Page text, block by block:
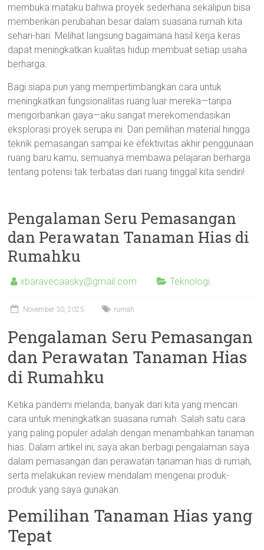
membuka mataku bahwa proyek sederhana sekalipun bisa
memberikan perubahan besar dalam suasana rumah kita
sehari-hari. Melihat langsung bagaimana hasil kerja keras
dapat meningkatkan kualitas hidup membuat setiap usaha
berharga.
Bagi siapa pun yang mempertimbangkan cara untuk
meningkatkan fungsionalitas ruang luar mereka—tanpa
mengorbankan gaya—aku sangat merekomendasikan
eksplorasi proyek serupa ini. Dari pemilihan material hingga
teknik pemasangan sampai ke efektivitas akhir penggunaan
ruang baru kamu, semuanya membawa pelajaran berharga
tentang potensi tak terbatas dari ruang tinggal kita sendiri!
Pengalaman Seru Pemasangan
dan Perawatan Tanaman Hias di
Rumahku
xbaravecaasky@gmail.com Teknologi
November 30, 2025 rumah
Pengalaman Seru Pemasangan
dan Perawatan Tanaman Hias
di Rumahku
Ketika pandemi melanda, banyak dari kita yang mencari
cara untuk meningkatkan suasana rumah. Salah satu cara
yang paling populer adalah dengan menambahkan tanaman
hias. Dalam artikel ini, saya akan berbagi pengalaman saya
dalam pemasangan dan perawatan tanaman hias di rumah,
serta melakukan review mendalam mengenai produk-
produk yang saya gunakan.
Pemilihan Tanaman Hias yang
Tepat